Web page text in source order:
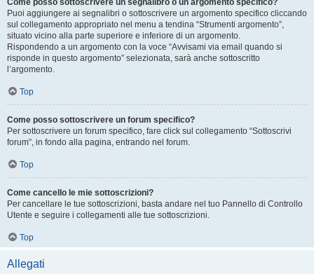
Come posso sottoscrivere un segnalibro o un argomento specifico?
Puoi aggiungere ai segnalibri o sottoscrivere un argomento specifico cliccando
sul collegamento appropriato nel menu a tendina “Strumenti argomento”,
situato vicino alla parte superiore e inferiore di un argomento.
Rispondendo a un argomento con la voce “Avvisami via email quando si
risponde in questo argomento” selezionata, sarà anche sottoscritto
l’argomento.
Top
Come posso sottoscrivere un forum specifico?
Per sottoscrivere un forum specifico, fare click sul collegamento “Sottoscrivi
forum”, in fondo alla pagina, entrando nel forum.
Top
Come cancello le mie sottoscrizioni?
Per cancellare le tue sottoscrizioni, basta andare nel tuo Pannello di Controllo
Utente e seguire i collegamenti alle tue sottoscrizioni.
Top
Allegati